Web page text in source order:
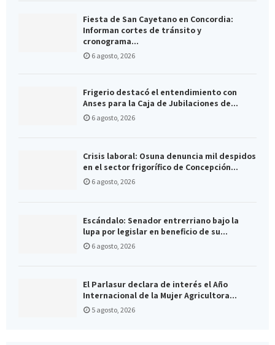
Fiesta de San Cayetano en Concordia:
Informan cortes de tránsito y
cronograma...
6 agosto, 2026
Frigerio destacó el entendimiento con
Anses para la Caja de Jubilaciones de...
6 agosto, 2026
Crisis laboral: Osuna denuncia mil despidos
en el sector frigorífico de Concepción...
6 agosto, 2026
Escándalo: Senador entrerriano bajo la
lupa por legislar en beneficio de su...
6 agosto, 2026
El Parlasur declara de interés el Año
Internacional de la Mujer Agricultora...
5 agosto, 2026